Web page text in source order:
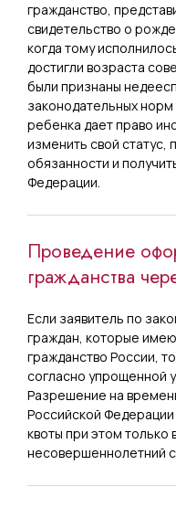
гражданство,
свидетельство о
когда тому
достигли возраста
были признаны
законодательных
ребенка дает право
изменить свой статус,
обязанности и
Федерации.
Проведение
гражданства
Если заявитель по
граждан, которые
гражданство России,
согласно упрощенной
Разрешение на
Российской
квоты при этом только
несовершеннолетний